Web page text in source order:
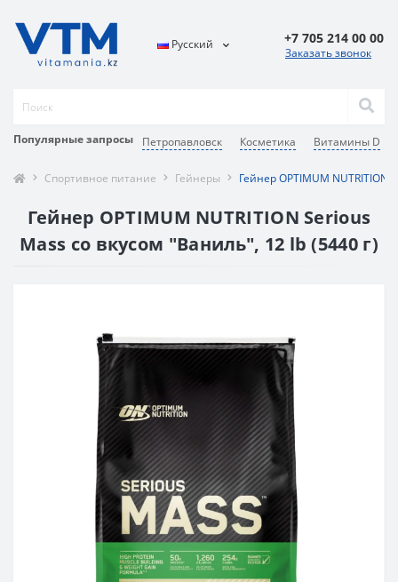
Популярные запросы Петропавловск Косметика Витамины D
Русский +7 705 214 00 00
Заказать звонок
Спортивное питание Гейнеры Гейнер OPTIMUM
Гейнер OPTIMUM NUTRITION Serious
Mass со вкусом "Ваниль", 12 lb (5440 г)